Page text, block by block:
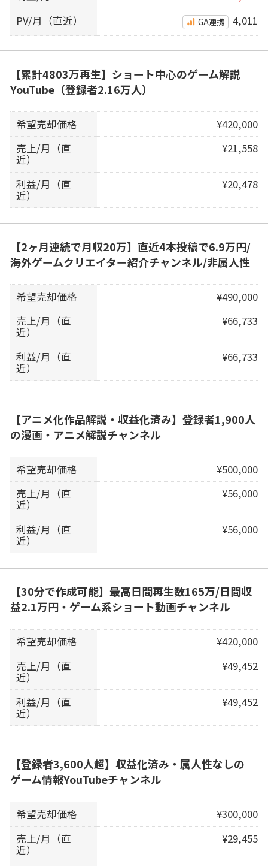
PV/月（直近）
GA連携 4,011
【累計4803万再生】ショート中心のゲーム解説
YouTube（登録者2.16万人）
希望売却価格
¥420,000
売上/月（直
近）
¥21,558
利益/月（直
近）
¥20,478
【2ヶ月連続で月収20万】直近4本投稿で6.9万円/
海外ゲームクリエイター紹介チャンネル/非属人性
希望売却価格
¥490,000
売上/月（直
近）
¥66,733
利益/月（直
近）
¥66,733
【アニメ化作品解説・収益化済み】登録者1,900人
の漫画・アニメ解説チャンネル
希望売却価格
¥500,000
売上/月（直
近）
¥56,000
利益/月（直
近）
¥56,000
【30分で作成可能】最高日間再生数165万/日間収
益2.1万円・ゲーム系ショート動画チャンネル
希望売却価格
¥420,000
売上/月（直
近）
¥49,452
利益/月（直
近）
¥49,452
【登録者3,600人超】収益化済み・属人性なしの
ゲーム情報YouTubeチャンネル
希望売却価格
¥300,000
売上/月（直
近）
¥29,455